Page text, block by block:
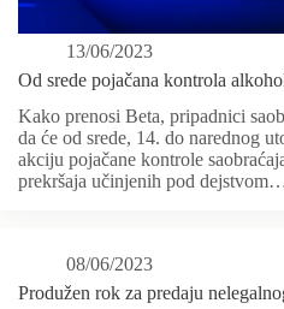
13/06/2023
Od srede pojačana kontrola
Kako prenosi Beta, pripadnici
da će od srede, 14. do narednog
akciju pojačane kontrole
prekršaja učinjenih pod
08/06/2023
Produžen rok za predaju